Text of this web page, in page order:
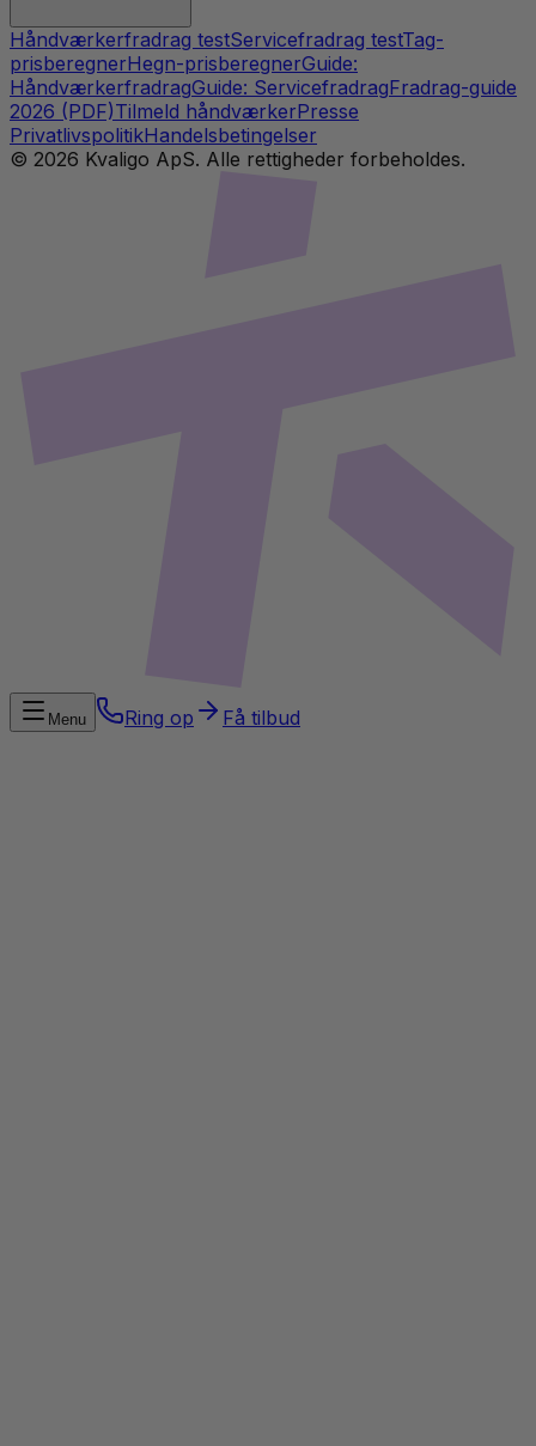
Håndværkerfradrag testServicefradrag testTag-
prisberegnerHegn-prisberegnerGuide:
HåndværkerfradragGuide: ServicefradragFradrag-guide
2026 (PDF)Tilmeld håndværkerPresse
PrivatlivspolitikHandelsbetingelser
© 2026 Kvaligo ApS. Alle rettigheder forbeholdes.
Menu Ring op Få tilbud